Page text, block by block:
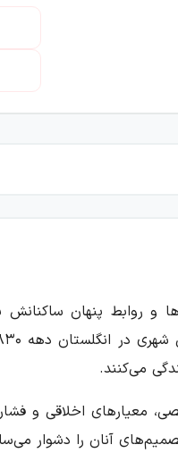
و روابط پنهان
می‌کنند.
معیارهای اخلاقی و
آنان را دشوار